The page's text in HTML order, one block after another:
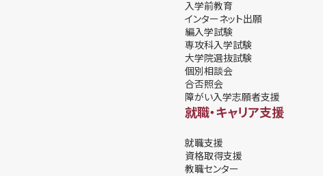
入学前教育
インターネット出願
編入学試験
専攻科入学試験
大学院選抜試験
個別相談会
合否照会
障がい入学志願者支援
就職・キャリア支援
就職支援
資格取得支援
教職センター